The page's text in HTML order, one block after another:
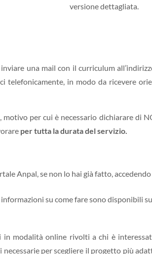
versione dettagliata.
una mail con il curriculum
telefonicamente, in modo da ricevere
motivo per cui è necessario dichiarare di
per tutta la durata del servizio.
Anpal, se non lo hai già fatto,
su come fare sono disponibili
modalità online rivolti a chi è
per scegliere il progetto più